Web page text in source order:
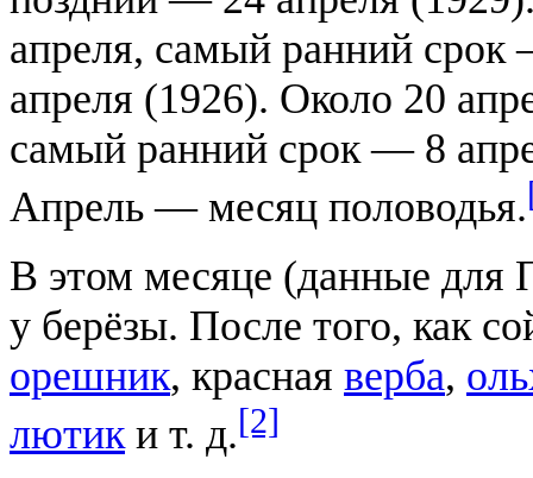
апреля, самый ранний
апреля (1926). Около 20
самый ранний срок — 8
Апрель — месяц половодья.
В этом месяце (данные для
у берёзы. После того, как
орешник, красная верба,
лютики т. д.[2]